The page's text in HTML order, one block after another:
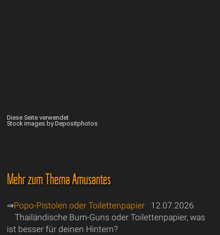
Diese Seite verwendet
Stock images by Depositphotos
Mehr zum Thema Amüsantes
⇒Popo-Pistolen oder Toilettenpapier12.07.2026
Thailändische Bum-Guns oder Toilettenpapier, was
ist besser für deinen Hintern?